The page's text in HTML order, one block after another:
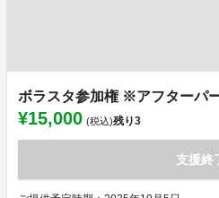
ボラスタ参加権 ※アフターパ
¥15,000 (税込)残り3
支援終